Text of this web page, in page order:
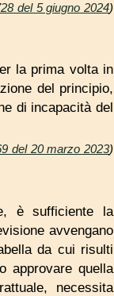
del 5 giugno 2024)
la prima volta in
del principio,
di incapacità del
del 20 marzo 2023)
è sufficiente la
avvengano
da cui risulti
approvare quella
necessita